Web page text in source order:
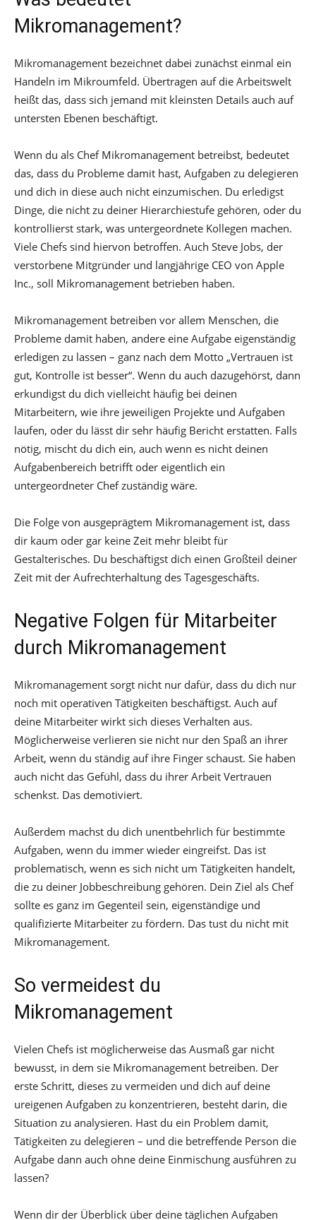
Mikromanagement?
Mikromanagement bezeichnet dabei zunächst einmal ein
Handeln im Mikroumfeld. Übertragen auf die Arbeitswelt
heißt das, dass sich jemand mit kleinsten Details auch auf
untersten Ebenen beschäftigt.
Wenn du als Chef Mikromanagement betreibst, bedeutet
das, dass du Probleme damit hast, Aufgaben zu delegieren
und dich in diese auch nicht einzumischen. Du erledigst
Dinge, die nicht zu deiner Hierarchiestufe gehören, oder du
kontrollierst stark, was untergeordnete Kollegen machen.
Viele Chefs sind hiervon betroffen. Auch Steve Jobs, der
verstorbene Mitgründer und langjährige CEO von Apple
Inc., soll Mikromanagement betrieben haben.
Mikromanagement betreiben vor allem Menschen, die
Probleme damit haben, andere eine Aufgabe eigenständig
erledigen zu lassen – ganz nach dem Motto „Vertrauen ist
gut, Kontrolle ist besser“. Wenn du auch dazugehörst, dann
erkundigst du dich vielleicht häufig bei deinen
Mitarbeitern, wie ihre jeweiligen Projekte und Aufgaben
laufen, oder du lässt dir sehr häufig Bericht erstatten. Falls
nötig, mischt du dich ein, auch wenn es nicht deinen
Aufgabenbereich betrifft oder eigentlich ein
untergeordneter Chef zuständig wäre.
Die Folge von ausgeprägtem Mikromanagement ist, dass
dir kaum oder gar keine Zeit mehr bleibt für
Gestalterisches. Du beschäftigst dich einen Großteil deiner
Zeit mit der Aufrechterhaltung des Tagesgeschäfts.
Negative Folgen für Mitarbeiter
durch Mikromanagement
Mikromanagement sorgt nicht nur dafür, dass du dich nur
noch mit operativen Tätigkeiten beschäftigst. Auch auf
deine Mitarbeiter wirkt sich dieses Verhalten aus.
Möglicherweise verlieren sie nicht nur den Spaß an ihrer
Arbeit, wenn du ständig auf ihre Finger schaust. Sie haben
auch nicht das Gefühl, dass du ihrer Arbeit Vertrauen
schenkst. Das demotiviert.
Außerdem machst du dich unentbehrlich für bestimmte
Aufgaben, wenn du immer wieder eingreifst. Das ist
problematisch, wenn es sich nicht um Tätigkeiten handelt,
die zu deiner Jobbeschreibung gehören. Dein Ziel als Chef
sollte es ganz im Gegenteil sein, eigenständige und
qualifizierte Mitarbeiter zu fördern. Das tust du nicht mit
Mikromanagement.
So vermeidest du
Mikromanagement
Vielen Chefs ist möglicherweise das Ausmaß gar nicht
bewusst, in dem sie Mikromanagement betreiben. Der
erste Schritt, dieses zu vermeiden und dich auf deine
ureigenen Aufgaben zu konzentrieren, besteht darin, die
Situation zu analysieren. Hast du ein Problem damit,
Tätigkeiten zu delegieren – und die betreffende Person die
Aufgabe dann auch ohne deine Einmischung ausführen zu
lassen?
Wenn dir der Überblick über deine täglichen Aufgaben